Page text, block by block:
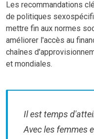
Les recommandations
de politiques
mettre fin aux normes
améliorer l'accès au
chaînes
et mondiales.
Il est temps
Avec les femmes